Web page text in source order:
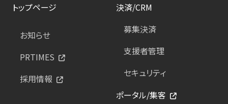
トップページ
お知らせ
PRTIMES
採用情報
決済/CRM
募集決済
支援者管理
セキュリティ
ポータル/集客